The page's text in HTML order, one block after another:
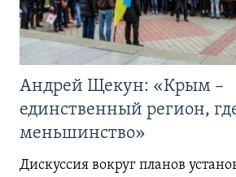
Андрей Щекун: «Крым –
единственный регион,
меньшинство»
Дискуссия вокруг планов